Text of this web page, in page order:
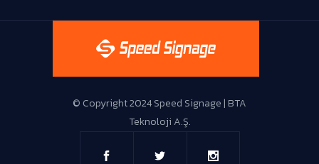
© Copyright 2024 Speed Signage | BTA
Teknoloji A.Ş.